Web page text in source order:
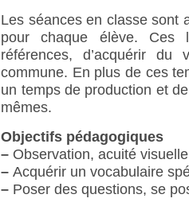
Les séances en classe sont
pour chaque élève. Ces
références, d’acquérir du
commune. En plus de ces
un temps de production et
mêmes.
Objectifs pédagogiques
– Observation, acuité
– Acquérir un vocabulaire
– Poser des questions, se